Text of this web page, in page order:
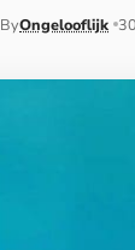
ByOngelooflijk